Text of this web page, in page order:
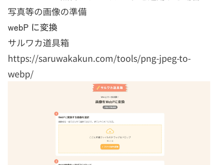
写真等の画像の準備
webP に変換
サルワカ道具箱
https://saruwakakun.com/tools/png-jpeg-to-
webp/